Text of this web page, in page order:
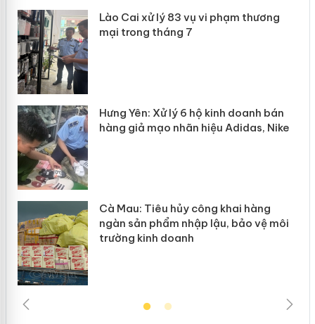
Lào Cai xử lý 83 vụ vi phạm thương
mại trong tháng 7
Hưng Yên: Xử lý 6 hộ kinh doanh bán
hàng giả mạo nhãn hiệu Adidas, Nike
Cà Mau: Tiêu hủy công khai hàng
ngàn sản phẩm nhập lậu, bảo vệ môi
trường kinh doanh